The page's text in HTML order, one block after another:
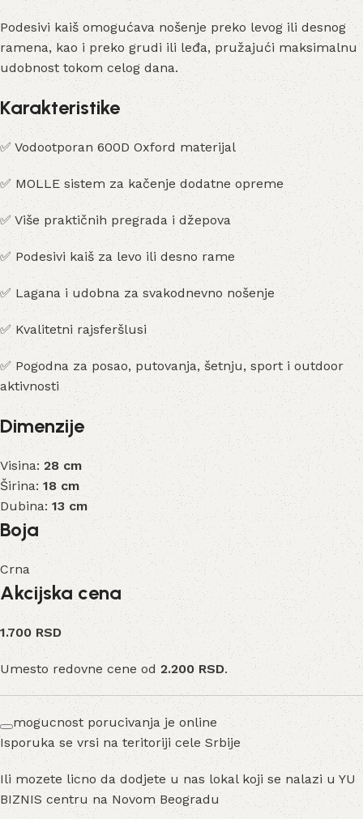
Podesivi kaiš omogućava nošenje preko levog ili desnog
ramena, kao i preko grudi ili leđa, pružajući maksimalnu
udobnost tokom celog dana.
Karakteristike
✅ Vodootporan 600D Oxford materijal
✅ MOLLE sistem za kačenje dodatne opreme
✅ Više praktičnih pregrada i džepova
✅ Podesivi kaiš za levo ili desno rame
✅ Lagana i udobna za svakodnevno nošenje
✅ Kvalitetni rajsferšlusi
✅ Pogodna za posao, putovanja, šetnju, sport i outdoor
aktivnosti
Dimenzije
Visina: 28 cm
Širina: 18 cm
Dubina: 13 cm
Boja
Crna
Akcijska cena
1.700 RSD
Umesto redovne cene od 2.200 RSD.
mogucnost porucivanja je online
Isporuka se vrsi na teritoriji cele Srbije
Ili mozete licno da dodjete u nas lokal koji se nalazi u YU
BIZNIS centru na Novom Beogradu